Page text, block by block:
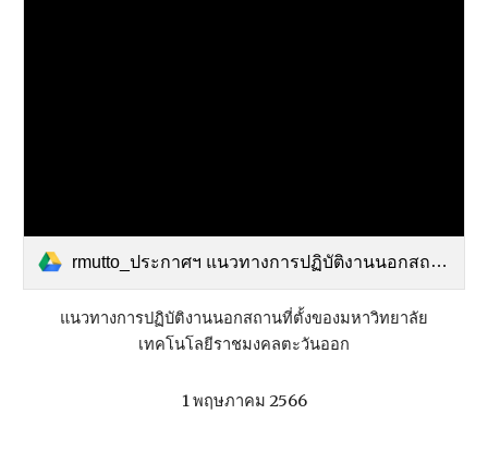
rmutto_ประกาศฯ แนวทางการปฏิบัติงานนอกสถานที่ต.pdf
แนวทางการปฏิบัติงานนอกสถานที่ตั้งของมหาวิทยาลัย
เทคโนโลยีราชมงคลตะวันออก
1 พฤษภาคม 2566